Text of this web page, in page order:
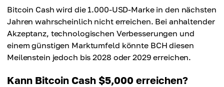
Bitcoin Cash wird die 1.000-USD-Marke in den nächsten
Jahren wahrscheinlich nicht erreichen. Bei anhaltender
Akzeptanz, technologischen Verbesserungen und
einem günstigen Marktumfeld könnte BCH diesen
Meilenstein jedoch bis 2028 oder 2029 erreichen.
Kann Bitcoin Cash $5,000 erreichen?